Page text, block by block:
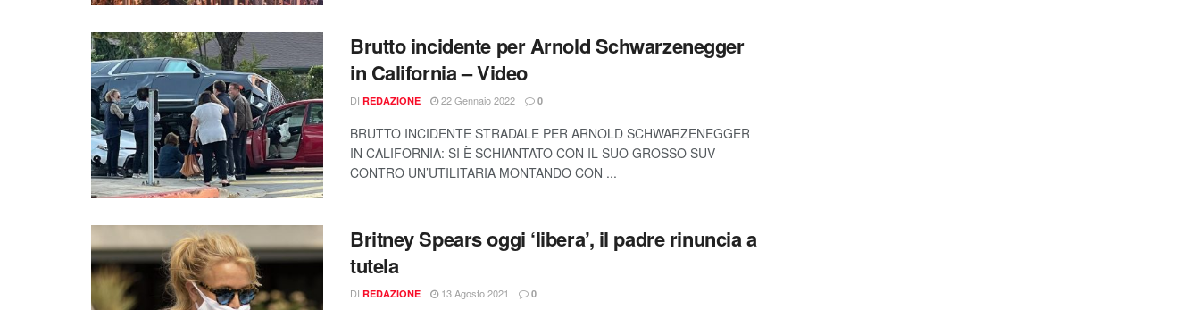
Brutto incidente per Arnold Schwarzenegger
in California – Video
DI REDAZIONE 22 Gennaio 2022 0
BRUTTO INCIDENTE STRADALE PER ARNOLD SCHWARZENEGGER
IN CALIFORNIA: SI È SCHIANTATO CON IL SUO GROSSO SUV
CONTRO UN’UTILITARIA MONTANDO CON ...
Britney Spears oggi ‘libera’, il padre rinuncia a
tutela
DI REDAZIONE 13 Agosto 2021 0